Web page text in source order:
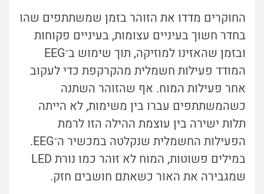
החוקרים מדדו את הזוהר בזמן שמשתתפים שהו
בחדר חשוך בעיניים עצומות, בעיניים פקוחות
ובזמן שהאזינו למוזיקה, תוך שימוש ב־EEG
המודד פעילות חשמלית מהקרקפת כדי לעקוב
אחר פעילות המוח. אף שהזוהר השתנה
כשהמשתתפים עברו בין משימות, לא הייתה
תלות ישירה בין עוצמת ההילה הזו לרמת
הפעילות החשמלית שנקלטה במכשיר ה־
EEG.
במילים פשוטות, המוח לא זוהר כמו נורת LED
שמגבירה את האור כשאתם חושבים חזק.